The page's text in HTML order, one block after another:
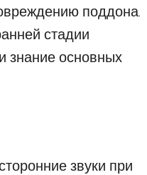
поддона.
стадии
знание основных
звуки при